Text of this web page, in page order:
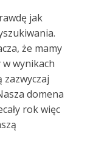
jak
że mamy
wynikach
domena
rok więc